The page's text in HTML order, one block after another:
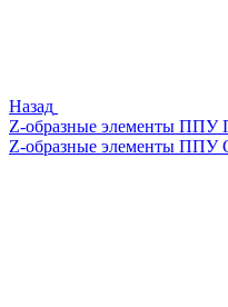
Назад
Z-образные элементы
Z-образные элементы